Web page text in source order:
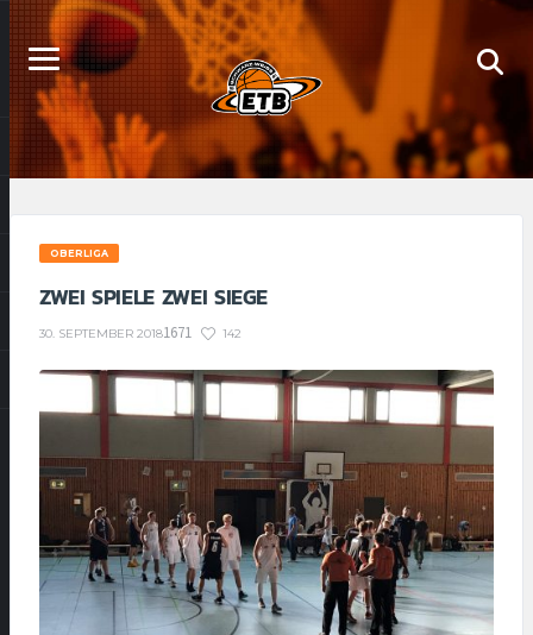
OBERLIGA
ZWEI SPIELE ZWEI SIEGE
30. SEPTEMBER 20181671 142